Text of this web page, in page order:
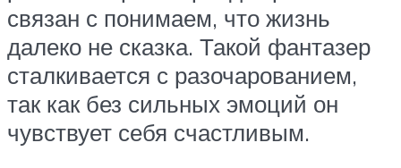
связан с понимаем, что жизнь
далеко не сказка. Такой фантазер
сталкивается с разочарованием,
так как без сильных эмоций он
чувствует себя счастливым.